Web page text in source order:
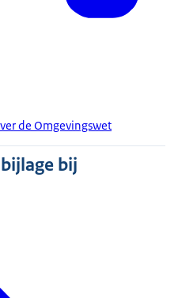
de Omgevingswet
bij